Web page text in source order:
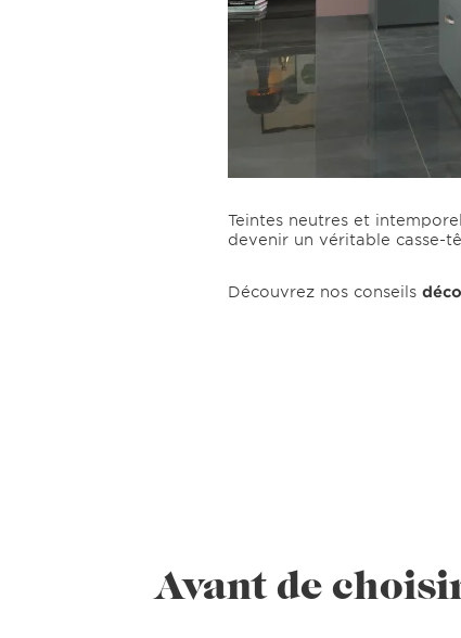
Teintes neutres et
devenir un véritable casse-
Découvrez nos conseils déco
Avant de